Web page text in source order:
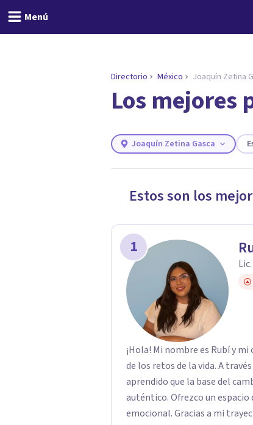
Menú
ENCONTRAR MI TERAPEUTA
¿Necesitas ayuda
Responder cuestionario
Directorio México Joaquín Zetina
Los mejores
Joaquín Zetina Gasca
Estos son los
1
¡Hola! Mi nombre es Rubí y
de los retos de la vida. A
aprendido que la base del
auténtico. ​Ofrezco un
emocional. Gracias a mi